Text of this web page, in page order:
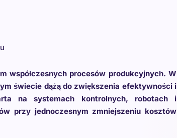
współczesnych procesów produkcyjnych. W
świecie dążą do zwiększenia efektywności i
na systemach kontrolnych, robotach i
przy jednoczesnym zmniejszeniu kosztów